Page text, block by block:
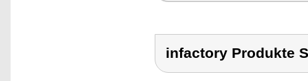
infactory Produkte